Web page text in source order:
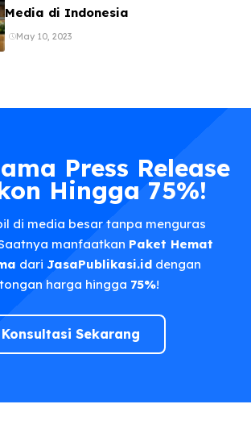
Media di Indonesia
May 10, 2023
Press Release
Hingga 75%!
di media besar tanpa menguras
manfaatkan Paket Hemat
dari JasaPublikasi.iddengan
harga hingga 75%!
Konsultasi Sekarang